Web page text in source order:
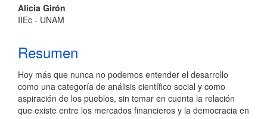
Contenido
del
artículo
Alicia Girón
IIEc - UNAM
Resumen
Hoy más que nunca no podemos entender el desarrollo
como una categoría de análisis científico social y como
aspiración de los pueblos, sin tomar en cuenta la relación
que existe entre los mercados financieros y la democracia en